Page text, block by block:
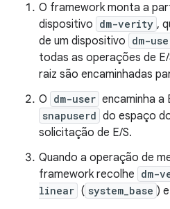
O framework monta a
dispositivo dm-verity ,
de um dispositivo dm-
todas as operações de
raiz são encaminhadas
O dm-user encaminha a
snapuserd do espaço
solicitação de E/S.
Quando a operação de
framework recolhe dm-
linear ( system_base )